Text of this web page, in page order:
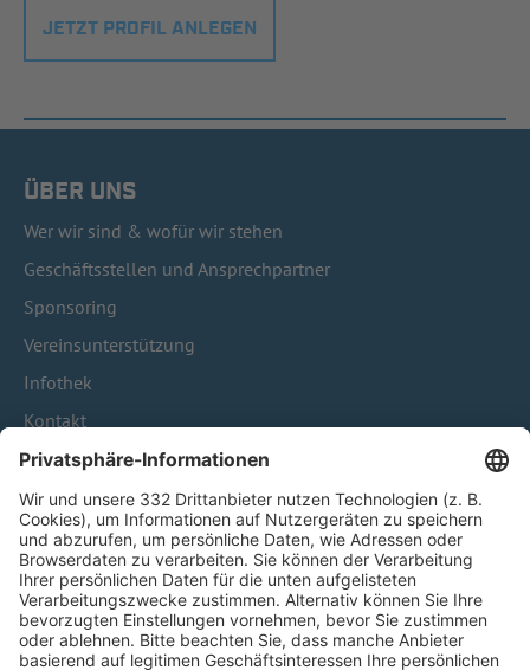
JETZT PROFIL ANLEGEN
ÜBER UNS
Wer wir sind & wofür wir stehen
Geschäftsstellen und Ansprechpartner
Sponsoring
Vereinsunterstützung
Infothek
Kontakt
HÄUFIG BESUCHTE SEITEN
Pässe und Vereinswechsel
Trainerausbildung
Schulungsangebot Vereinsmitarbeiter
BFV-Geschäftsstellen